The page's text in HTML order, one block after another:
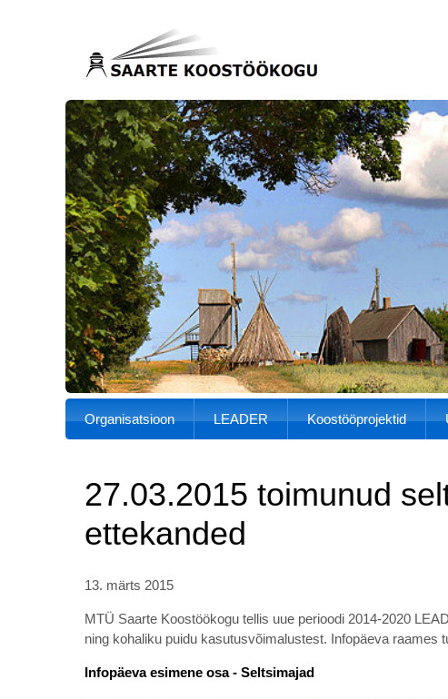
Organisatsioon LEADER Koostööprojektid
27.03.2015 toimunud
ettekanded
13. märts 2015
MTÜ Saarte Koostöökogu tellis uue perioodi 2014-2020
ning kohaliku puidu kasutusvõimalustest. Infopäeva raames
Infopäeva esimene osa - Seltsimajad